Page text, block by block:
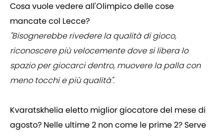
Cosa vuole vedere all'Olimpico delle cose
mancate col Lecce?
"Bisognerebbe rivedere la qualità di gioco,
riconoscere più velocemente dove si libera lo
spazio per giocarci dentro, muovere la palla con
meno tocchi e più qualità".
Kvaratskhelia eletto miglior giocatore del mese di
agosto? Nelle ultime 2 non come le prime 2? Serve